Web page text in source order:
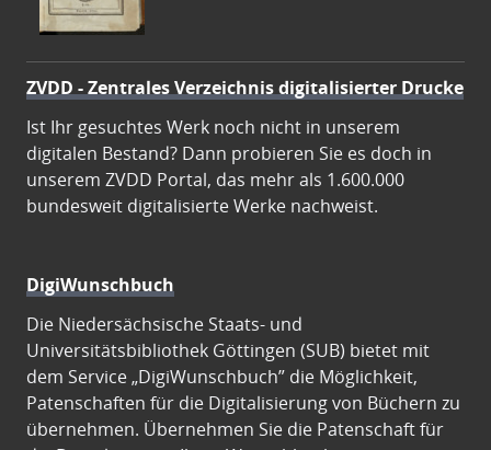
ZVDD - Zentrales Verzeichnis digitalisierter Drucke
Ist Ihr gesuchtes Werk noch nicht in unserem
digitalen Bestand? Dann probieren Sie es doch in
unserem ZVDD Portal, das mehr als 1.600.000
bundesweit digitalisierte Werke nachweist.
DigiWunschbuch
Die Niedersächsische Staats- und
Universitätsbibliothek Göttingen (SUB) bietet mit
dem Service „DigiWunschbuch” die Möglichkeit,
Patenschaften für die Digitalisierung von Büchern zu
übernehmen. Übernehmen Sie die Patenschaft für